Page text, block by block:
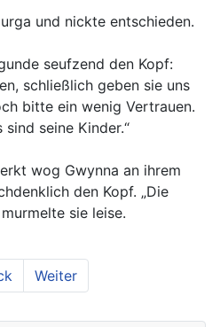
und nickte entschieden.
seufzend den Kopf:
schließlich geben sie uns
bitte ein wenig Vertrauen.
seine Kinder.“
wog Gwynna an ihrem
den Kopf. „Die
sie leise.
Weiter